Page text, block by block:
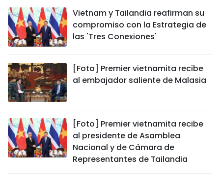
Vietnam y Tailandia reafirman su
compromiso con la Estrategia de
las 'Tres Conexiones'
[Foto] Premier vietnamita recibe
al embajador saliente de Malasia
[Foto] Premier vietnamita recibe
al presidente de Asamblea
Nacional y de Cámara de
Representantes de Tailandia